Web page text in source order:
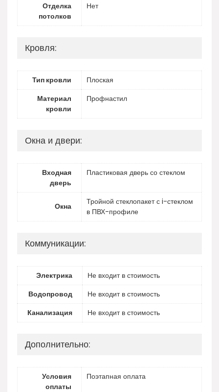
Отделка
потолков
Нет
Кровля:
Тип кровли
Плоская
Материал
кровли
Профнастил
Окна и двери:
Входная
дверь
Пластиковая дверь со стеклом
Окна
Тройной стеклопакет с i-стеклом
в ПВХ-профиле
Коммуникации:
Электрика
Не входит в стоимость
Водопровод
Не входит в стоимость
Канализация
Не входит в стоимость
Дополнительно:
Условия
оплаты
Поэтапная оплата